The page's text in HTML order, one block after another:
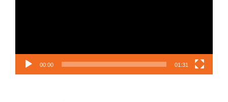
00:00 01:31